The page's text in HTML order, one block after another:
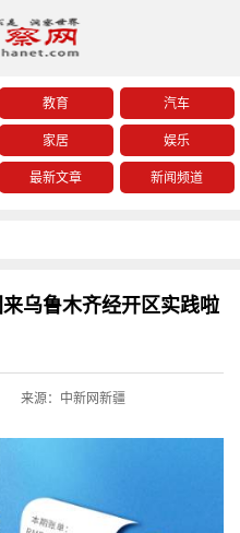
教育 汽车
家居 娱乐
最新文章 新闻频道
乌鲁木齐经开区实践啦
来源：中新网新疆